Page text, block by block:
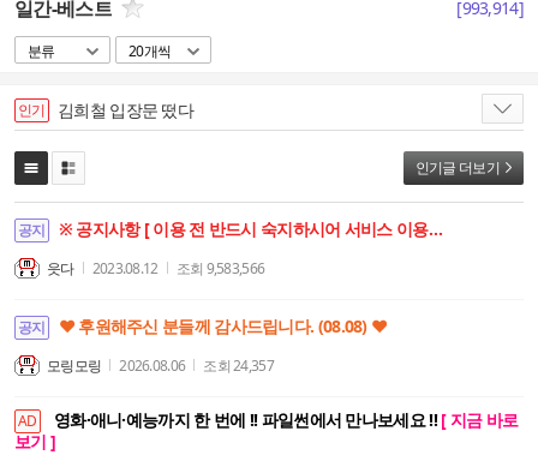
일간-베스트 [993,914]
분류 20개씩
인기 김희철 입장문 떴다
인기글 더보기
공지 ※ 공지사항 [ 이용 전 반드시 숙지하시어 서비스 이용에 차질이 없으시기 바랍니다. ]
읏다 2023.08.12 조회 9,583,566
공지 ❤️ 후원해주신 분들께 감사드립니다. (08.08) ❤️
모링모링 2026.08.06 조회24,357
AD 영화·애니·예능까지 한 번에 !! 파일썬에서 만나보세요 !! [ 지금 바로
보기 ]